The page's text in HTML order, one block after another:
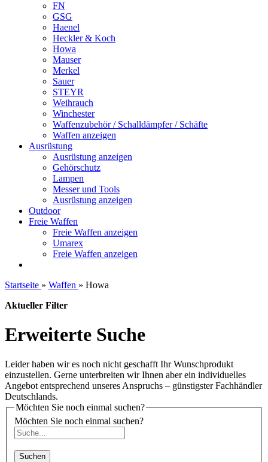
FN
GSG
Haenel
Heckler & Koch
Howa
Mauser
Merkel
Sauer
STEYR
Weihrauch
Winchester
Waffenzubehör / Schalldämpfer / Schäfte
Waffen anzeigen
Ausrüstung
Ausrüstung anzeigen
Gehörschutz
Lampen
Messer und Tools
Ausrüstung anzeigen
Outdoor
Freie Waffen
Freie Waffen anzeigen
Umarex
Freie Waffen anzeigen
Startseite » Waffen » Howa
Aktueller Filter
Erweiterte Suche
Leider haben wir es noch nicht geschafft Ihr Wunschprodukt
einzustellen. Gerne unterbreiten wir Ihnen aber ein individuelles
Angebot entsprechend unseres Anspruchs – günstigster Fachhändler
Deutschlands.
Möchten Sie noch einmal suchen?
Möchten Sie noch einmal suchen?
Suchen